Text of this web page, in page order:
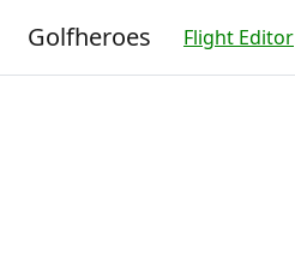
Golfheroes Flight Editor